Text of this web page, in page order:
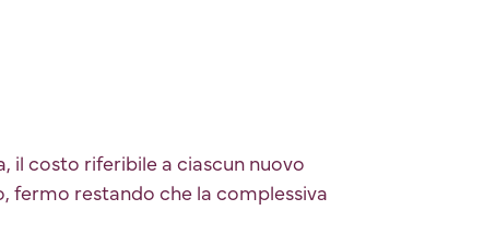
il costo riferibile a ciascun nuovo
fermo restando che la complessiva